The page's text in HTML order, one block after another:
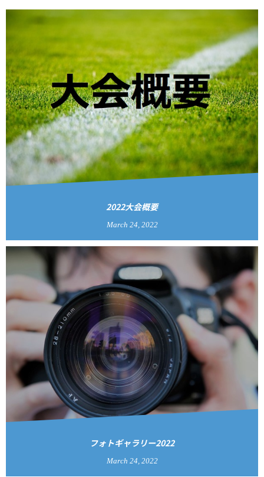
2022大会概要
March 24 2022
フォトギャラリー2022
March 24, 2022